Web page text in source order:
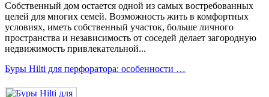
Собственный дом остается одной из самых востребованных
целей для многих семей. Возможность жить в комфортных
условиях, иметь собственный участок, больше личного
пространства и независимость от соседей делает загородную
недвижимость привлекательной...
Буры Hilti для перфоратора: особенности …